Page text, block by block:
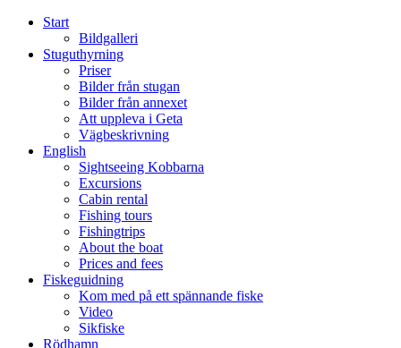
Hoppa
innehåll
Start
Bildgalleri
Stuguthyrning
Priser
Bilder från stugan
Bilder från annexet
Att uppleva i Geta
Vägbeskrivning
English
Sightseeing Kobbarna
Excursions
Cabin rental
Fishing tours
Fishingtrips
About the boat
Prices and fees
Fiskeguidning
Kom med på ett spännande fiske
Video
Sikfiske
Rödhamn